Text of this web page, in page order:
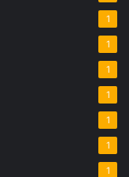
1
1
1
1
1
1
1